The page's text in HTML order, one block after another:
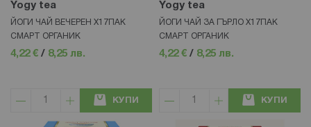
Yogy tea
ЙОГИ ЧАЙ ВЕЧЕРЕН X17ПАК
СМАРТ ОРГАНИК
4,22 € / 8,25 лв.
КУПИ
Yogy tea
ЙОГИ ЧАЙ ЗА ГЪРЛО X17ПАК
СМАРТ ОРГАНИК
4,22 € / 8,25 лв.
КУПИ